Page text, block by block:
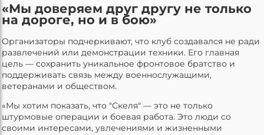
«Мы доверяем друг другу не только
на дороге, но и в бою»
Организаторы подчеркивают, что клуб создавался не ради
развлечений или демонстрации техники. Его главная
цель — сохранить уникальное фронтовое братство и
поддерживать связь между военнослужащими,
ветеранами и обществом.
«Мы хотим показать, что "Скеля" — это не только
штурмовые операции и боевая работа. Это люди со
своими интересами, увлечениями и жизненными